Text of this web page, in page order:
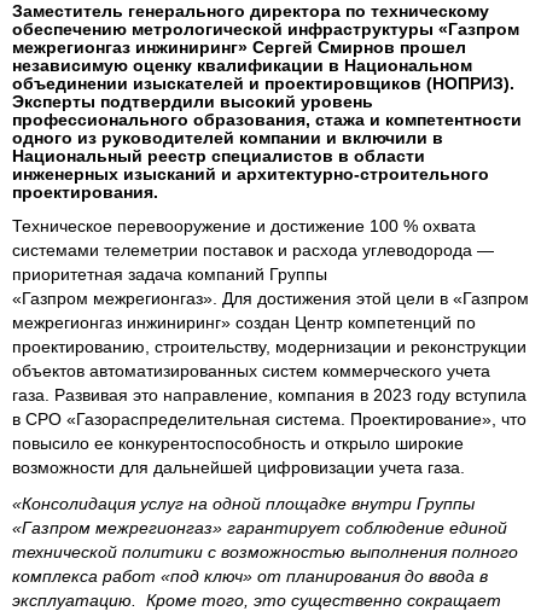
Заместитель генерального директора по техническому
обеспечению метрологической инфраструктуры «Газпром
межрегионгаз инжиниринг» Сергей Смирнов прошел
независимую оценку квалификации в Национальном
объединении изыскателей и проектировщиков (НОПРИЗ).
Эксперты подтвердили высокий уровень
профессионального образования, стажа и компетентности
одного из руководителей компании и включили в
Национальный реестр специалистов в области
инженерных изысканий и архитектурно-строительного
проектирования.
Техническое перевооружение и достижение 100 % охвата
системами телеметрии поставок и расхода углеводорода —
приоритетная задача компаний Группы
«Газпром межрегионгаз». Для достижения этой цели в «Газпром
межрегионгаз инжиниринг» создан Центр компетенций по
проектированию, строительству, модернизации и реконструкции
объектов автоматизированных систем коммерческого учета
газа. Развивая это направление, компания в 2023 году вступила
в СРО «Газораспределительная система. Проектирование», что
повысило ее конкурентоспособность и открыло широкие
возможности для дальнейшей цифровизации учета газа.
«Консолидация услуг на одной площадке внутри Группы
«Газпром межрегионгаз» гарантирует соблюдение единой
технической политики с возможностью выполнения полного
комплекса работ «под ключ» от планирования до ввода в
эксплуатацию. Кроме того, это существенно сокращает